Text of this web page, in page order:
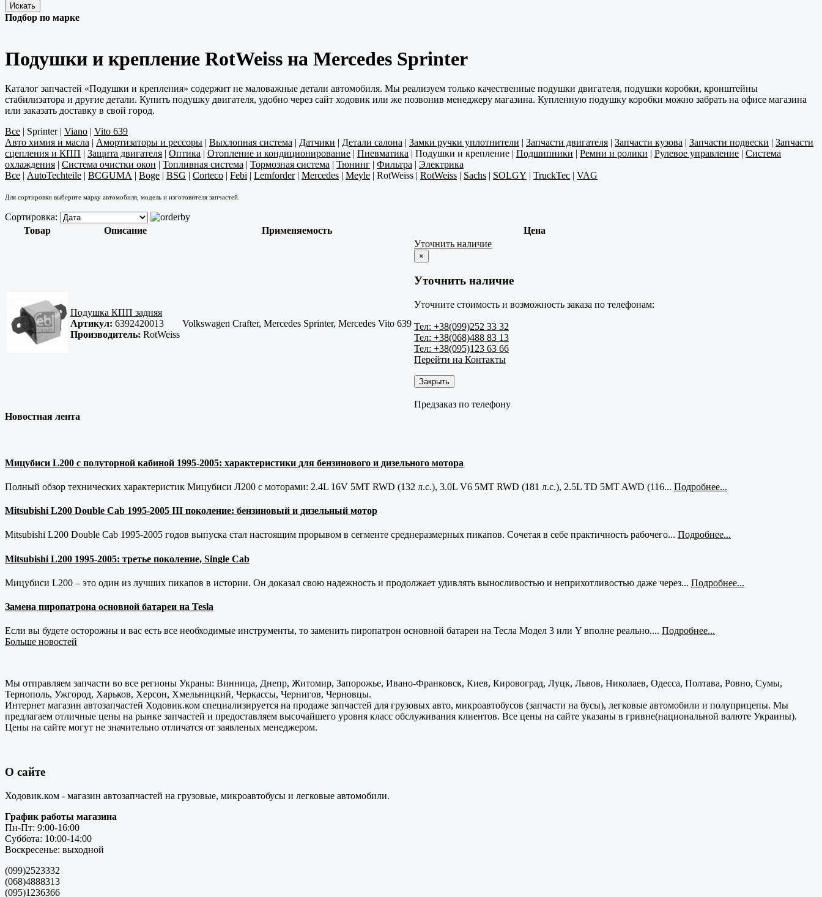
Подбор по марке
Подушки и крепление RotWeiss на Mercedes Sprinter
Каталог запчастей «Подушки и крепления» содержит не маловажные детали автомобиля. Мы реализуем только качественные подушки двигателя, подушки коробки, кронштейны
стабилизатора и другие детали. Купить подушку двигателя, удобно через сайт ходовик или же позвонив менеджеру магазина. Купленную подушку коробки можно забрать на офисе магазина
или заказать доставку в свой город.
Все | Sprinter| Viano | Vito 639
Авто химия и масла | Амортизаторы и рессоры | Выхлопная система | Датчики | Детали салона | Замки ручки уплотнители | Запчасти двигателя | Запчасти кузова | Запчасти подвески | Запчасти
сцепления и КПП | Защита двигателя | Оптика | Отопление и кондиционирование | Пневматика | Подушки и крепление | Подшипники | Ремни и ролики | Рулевое управление | Система
охлаждения | Система очистки окон | Топливная система | Тормозная система | Тюнинг | Фильтра | Электрика
Все | AutoTechteile | BCGUMA | Boge | BSG | Corteco | Febi | Lemforder| Mercedes | Meyle | RotWeiss | RotWeiss | Sachs | SOLGY | TruckTec | VAG
Для сортировки выберите марку автомобиля, модель и изготовителя запчастей.
Сортировка:
Товар
Описание Применяемость Цена
Подушка КПП задняя
Артикул: 6392420013
Производитель: RotWeiss
Volkswagen Crafter, Mercedes Sprinter, Mercedes Vito 639
Уточнить наличие
×
Уточнить наличие
Уточните стоимость и возможность заказа по телефонам:
Тел: +38(099)252 33 32
Тел: +38(068)488 83 13
Тел: +38(095)123 63 66
Перейти на Контакты
Закрыть
Предзаказ по телефону
Новостная лента
Мицубиси L200 с полуторной кабиной 1995-2005: характеристики для бензинового и дизельного мотора
Полный обзор технических характеристик Мицубиси Л200 с моторами: 2.4L 16V 5MT RWD (132 л.с.), 3.0L V6 5MT RWD (181 л.с.), 2.5L TD 5MT AWD (116... Подробнее...
Mitsubishi L200 Double Cab 1995-2005 III поколение: бензиновый и дизельный мотор
Mitsubishi L200 Double Cab 1995-2005 годов выпуска стал настоящим прорывом в сегменте среднеразмерных пикапов. Сочетая в себе практичность рабочего... Подробнее...
Mitsubishi L200 1995-2005: третье поколение, Single Cab
Мицубиси L200 – это один из лучших пикапов в истории. Он доказал свою надежность и продолжает удивлять выносливостью и неприхотливостью даже через... Подробнее...
Замена пиропатрона основной батареи на Tesla
Если вы будете осторожны и вас есть все необходимые инструменты, то заменить пиропатрон основной батареи на Тесла Модел 3 или Y вполне реально.... Подробнее...
Больше новостей
Мы отправляем запчасти во все регионы Украны: Винница, Днепр, Житомир, Запорожье, Ивано-Франковск, Киев, Кировоград, Луцк, Львов, Николаев, Одесса, Полтава, Ровно, Сумы,
Тернополь, Ужгород, Харьков, Херсон, Хмельницкий, Черкассы, Чернигов, Черновцы.
Интернет магазин автозапчастей Ходовик.ком специализируется на продаже запчастей для грузовых авто, микроавтобусов (запчасти на бусы), легковые автомобили и полуприцепы. Мы
предлагаем отличные цены на рынке запчастей и предоставляем высочайшего уровня класс обслуживания клиентов. Все цены на сайте указаны в гривне(национальной валюте Украины).
Цены на сайте могут не значительно отличатся от заявленых менеджером.
О сайте
Ходовик.ком - магазин автозапчастей на грузовые, микроавтобусы и легковые автомобили.
График работы магазина
Пн-Пт: 9:00-16:00
Суббота: 10:00-14:00
Воскресенье: выходной
(099)2523332
(068)4888313
(095)1236366